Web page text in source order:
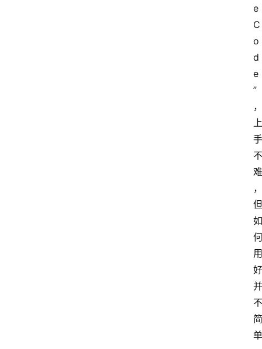
e
C
o
d
e
”
，
上
手
不
难
，
但
如
何
用
好
并
不
简
单